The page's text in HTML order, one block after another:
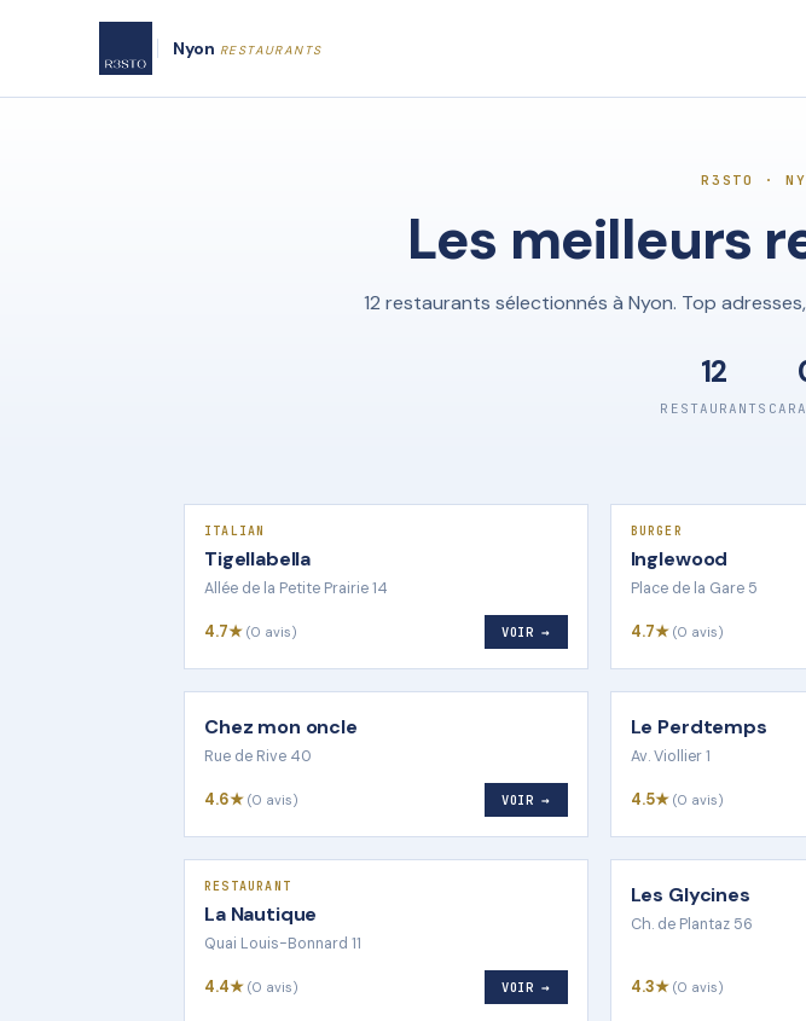
Nyon RESTAURANTS
R3STO ·
Les meilleurs
12 restaurants sélectionnés à Nyon. Top
12
RESTAURANTS
ITALIAN
Tigellabella
Allée de la Petite Prairie 14
4.7★ (0 avis) VOIR →
BURGER
Inglewood
Place de la Gare 5
4.7★ (0 avis)
Chez mon oncle
Rue de Rive 40
4.6★ (0 avis) VOIR →
Le Perdtemps
Av. Viollier 1
4.5★ (0 avis)
RESTAURANT
La Nautique
Quai Louis-Bonnard 11
4.4★ (0 avis) VOIR →
Les Glycines
Ch. de Plantaz 56
4.3★ (0 avis)